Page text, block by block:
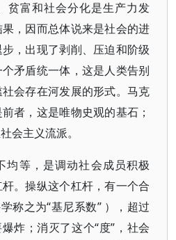
贫富和社会分化是生产力发
，因而总体说来是社会的进
，出现了剥削、压迫和阶级
矛盾统一体，这是人类告别
会存在河发展的形式。马克
者，这是唯物史观的基石；
会主义流派。
均等，是调动社会成员积极
。操纵这个杠杆，有一个合
称之为“基尼系数” ），超过
炸；消灭了这个“度”，社会